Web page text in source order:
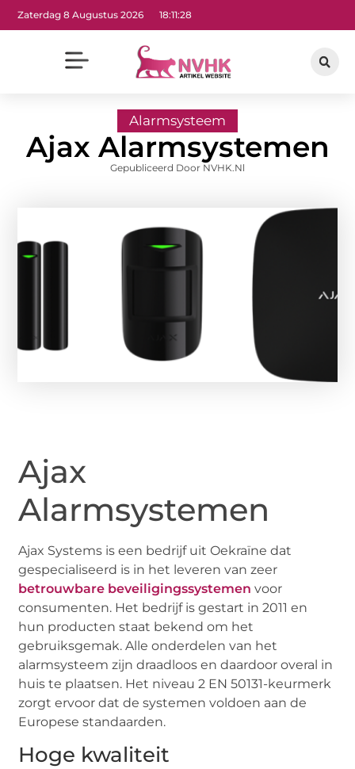
Zaterdag 8 Augustus 2026 18:11:29
Alarmsysteem
Ajax Alarmsystemen
Gepubliceerd Door NVHK.nl
Ajax
Alarmsystemen
Ajax Systems is een bedrijf uit Oekraïne dat
gespecialiseerd is in het leveren van zeer
betrouwbare beveiligingssystemen voor
consumenten. Het bedrijf is gestart in 2011 en
hun producten staat bekend om het
gebruiksgemak. Alle onderdelen van het
alarmsysteem zijn draadloos en daardoor overal in
huis te plaatsen. Het niveau 2 EN 50131-keurmerk
zorgt ervoor dat de systemen voldoen aan de
Europese standaarden.
Hoge kwaliteit